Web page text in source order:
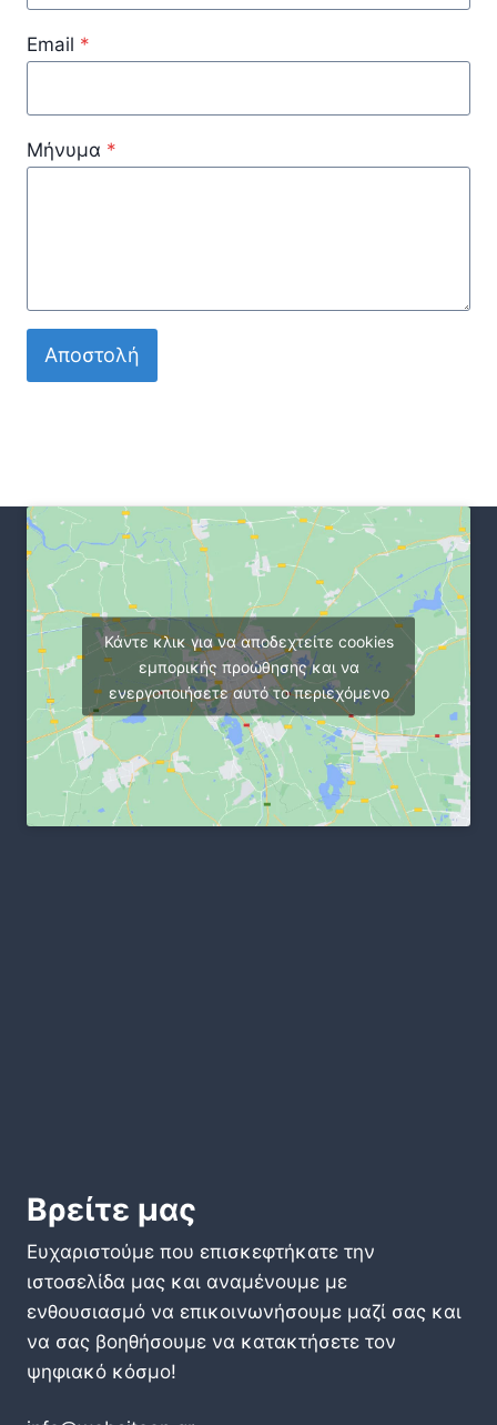
Email *
Μήνυμα *
Αποστολή
Κάντε κλικ για να αποδεχτείτε cookies
εμπορικής προώθησης και να
ενεργοποιήσετε αυτό το περιεχόμενο
Βρείτε μας
Ευχαριστούμε που επισκεφτήκατε την
ιστοσελίδα μας και αναμένουμε με
ενθουσιασμό να επικοινωνήσουμε μαζί σας και
να σας βοηθήσουμε να κατακτήσετε τον
ψηφιακό κόσμο!